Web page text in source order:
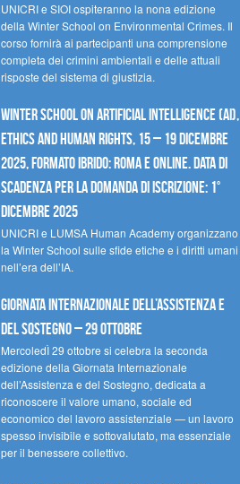
UNICRI e SIOI ospiteranno la nona edizione
della Winter School on Environmental Crimes. Il
corso fornirà ai partecipanti una comprensione
completa dei crimini ambientali e delle attuali
risposte del sistema di giustizia.
Winter School on Artificial Intelligence (AI),
Ethics and Human Rights, 15 – 19 dicembre
2025, Formato Ibrido: Roma e online. Data di
scadenza per la domanda di iscrizione: 1°
dicembre 2025
UNICRI e LUMSA Human Academy organizzano
la Winter School sulle sfide etiche e i diritti umani
nell’era dell’IA.
Giornata internazionale dell’assistenza e
del sostegno – 29 ottobre
MercoledÌ 29 ottobre si celebra la seconda
edizione della Giornata Internazionale
dell’Assistenza e del Sostegno, dedicata a
riconoscere il valore umano, sociale ed
economico del lavoro assistenziale — un lavoro
spesso invisibile e sottovalutato, ma essenziale
per il benessere collettivo.